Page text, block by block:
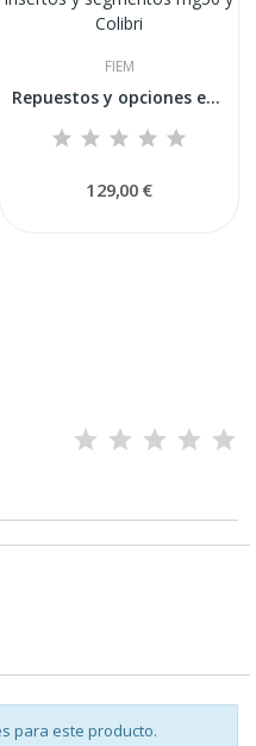
FIEM
Repuestos y opciones especiales Bandeja de...
129,00 €
para este producto.